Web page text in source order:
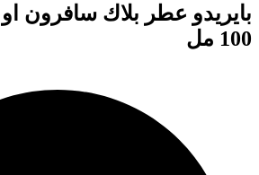
بايريدو عطر بلاك سافرون
100 مل